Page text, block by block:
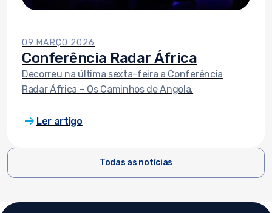
novas oportunidades no financiamento do
comércio internacional.
09 MARÇO 2026
Conferência Radar África
Decorreu na última sexta-feira a Conferência
Radar África – Os Caminhos de Angola.
arrow_right_alt Ler artigo
Todas as notícias